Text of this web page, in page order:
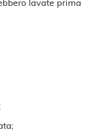
lavate prima